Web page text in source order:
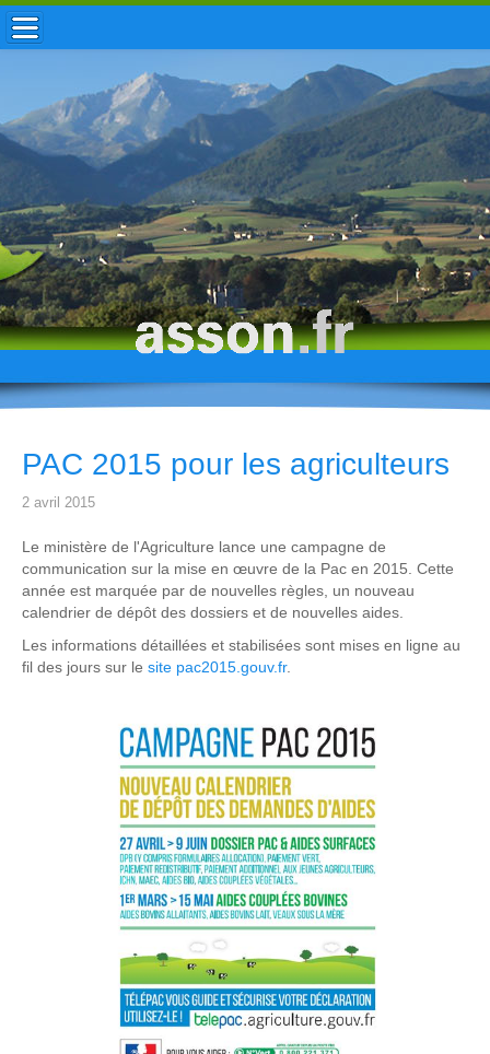
ACCUEIL / INFOS
MUNICIPALITÉ
VIE LOCALE
ENFANCE
TOURISME
HISTOIRE
PAC 2015 pour les agriculteurs
2 avril 2015
Le ministère de l'Agriculture lance une campagne de
communication sur la mise en œuvre de la Pac en 2015. Cette
année est marquée par de nouvelles règles, un nouveau
calendrier de dépôt des dossiers et de nouvelles aides.
Les informations détaillées et stabilisées sont mises en ligne au
fil des jours sur le site pac2015.gouv.fr.